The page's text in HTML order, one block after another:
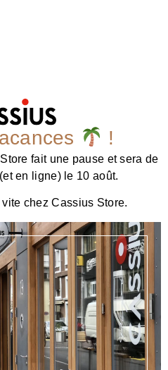
!
fait une pause et sera de
en ligne) le 10 août.
chez Cassius Store.